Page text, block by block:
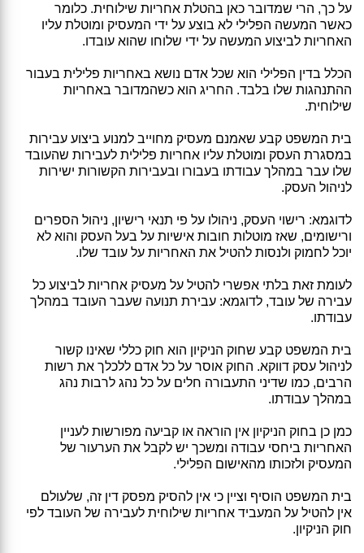
על כך, הרי שמדובר כאן בהטלת אחריות שילוחית. כלומר
כאשר המעשה הפלילי לא בוצע על ידי המעסיק ומוטלת עליו
האחריות לביצוע המעשה על ידי שלוחו שהוא עובדו.
הכלל בדין הפלילי הוא שכל אדם נושא באחריות פלילית בעבור
ההתנהגות שלו בלבד. החריג הוא כשהמדובר באחריות
שילוחית.
בית המשפט קבע שאמנם מעסיק מחוייב למנוע ביצוע עבירות
במסגרת העסק ומוטלת עליו אחריות פלילית לעבירות שהעובד
שלו עבר במהלך עבודתו בעבורו ובעבירות הקשורות ישירות
לניהול העסק.
לדוגמא: רישוי העסק, ניהולו על פי תנאי רישיון, ניהול הספרים
ורישומים, שאז מוטלות חובות אישיות על בעל העסק והוא לא
יוכל לחמוק ולנסות להטיל את האחריות על עובד שלו.
לעומת זאת בלתי אפשרי להטיל על מעסיק אחריות לביצוע כל
עבירה של עובד, לדוגמא: עבירת תנועה שעבר העובד במהלך
עבודתו.
בית המשפט קבע שחוק הניקיון הוא חוק כללי שאינו קשור
לניהול עסק דווקא. החוק אוסר על כל אדם ללכלך את רשות
הרבים, כמו שדיני התעבורה חלים על כל נהג לרבות נהג
במהלך עבודתו.
כמן כן בחוק הניקיון אין הוראה או קביעה מפורשות לעניין
האחריות ביחסי עבודה ומשכך יש לקבל את הערעור של
המעסיק ולזכותו מהאישום הפלילי.
בית המשפט הוסיף וציין כי אין להסיק מפסק דין זה, שלעולם
אין להטיל על המעביד אחריות שילוחית לעבירה של העובד לפי
חוק הניקיון.